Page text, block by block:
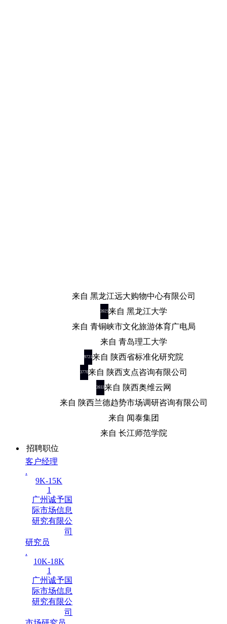
来自 黑龙江远大购物中心有限公司
3925来自 黑龙江大学
来自 青铜峡市文化旅游体育广电局
来自 青岛理工大学
9721来自 陕西省标准化研究院
3770来自 陕西支点咨询有限公司
3933来自 陕西奥维云网
来自 陕西兰德趋势市场调研咨询有限公司
来自 闻泰集团
来自 长江师范学院
招聘职位
客户经理
.
9K-15K
1
广州诚予国
际市场信息
研究有限公
司
研究员
.
10K-18K
1
广州诚予国
际市场信息
研究有限公
司